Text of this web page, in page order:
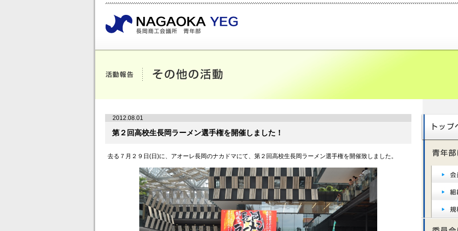
2012.08.01
第２回高校生長岡ラーメン選手権を開催しました！
去る７月２９日(日)に、アオーレ長岡のナカドマにて、第２回高校生長岡ラーメン選手権を開催致しました。